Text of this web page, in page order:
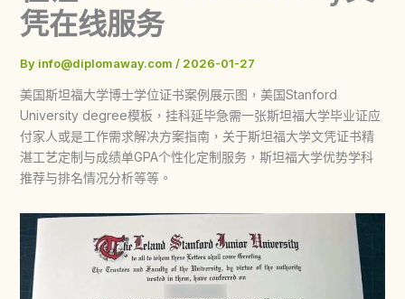
凭在线服务
By info@diplomaway.com / 2026-01-27
美国斯坦福大学博士学位证书案例展示图，美国Stanford
University degree模板，挂科延毕急需一张斯坦福大学毕业证应
付家人或是工作需求解决方案指南，关于斯坦福大学文凭证书精
湛工艺定制与成绩单GPA个性化定制服务，斯坦福大学优势学科
推荐与排名情况分析等等。